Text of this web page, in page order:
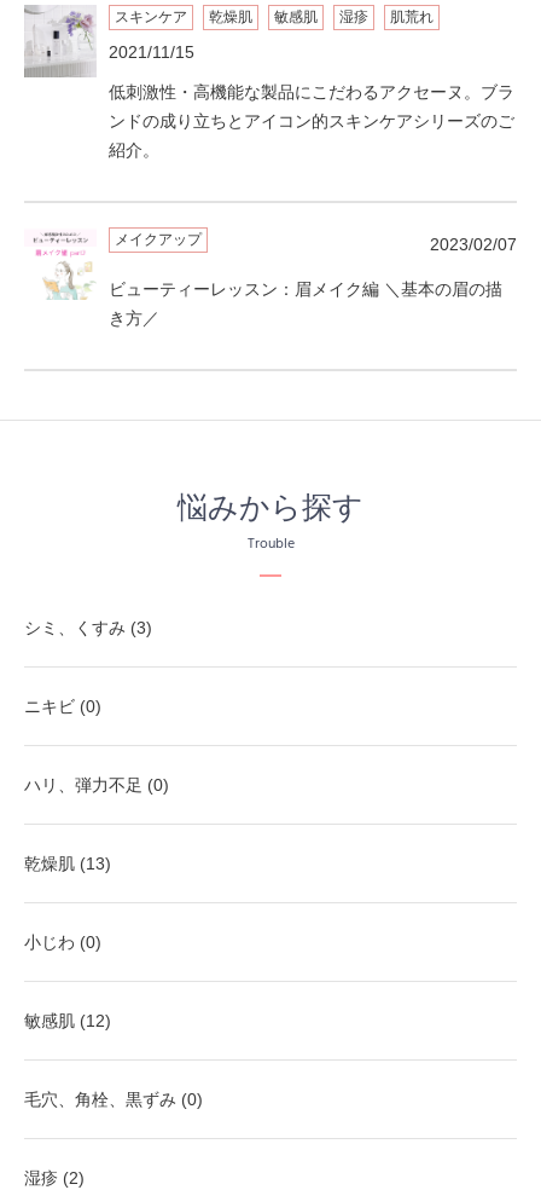
スキンケア 乾燥肌 敏感肌 湿疹 肌荒れ
2021/11/15
低刺激性・高機能な製品にこだわるアクセーヌ。ブラ
ンドの成り立ちとアイコン的スキンケアシリーズのご
紹介。
メイクアップ 2023/02/07
ビューティーレッスン：眉メイク編 ＼基本の眉の描
き方／
悩みから探す
Trouble
シミ、くすみ (3)
ニキビ (0)
ハリ、弾力不足 (0)
乾燥肌 (13)
小じわ (0)
敏感肌 (12)
毛穴、角栓、黒ずみ (0)
湿疹 (2)